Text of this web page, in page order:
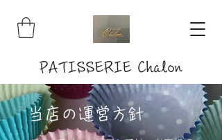
PATISSERIE Chalon
当店の運営方針